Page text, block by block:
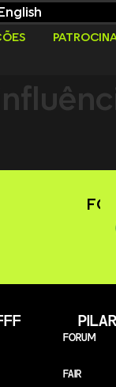
FORUM
FAIR